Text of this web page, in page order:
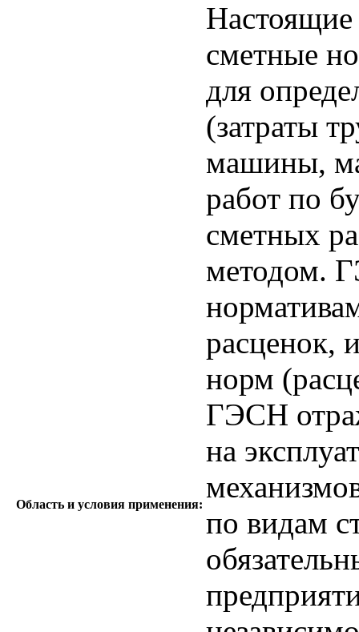
Область и условия применения:
Настоящие
сметные
для
(затраты
машины,
работ по
сметных
методом.
расценок,
норм
ГЭСН
на
по видам